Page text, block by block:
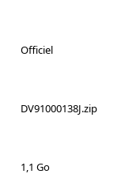
Officiel
DV91000138J.zip
1,1 Go